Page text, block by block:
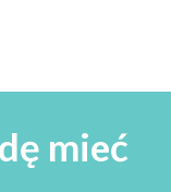
mieć